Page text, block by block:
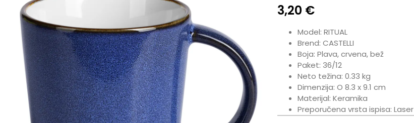
3,20 €
Model: RITUAL
Brend: CASTELLI
Boja: Plava, crvena, bež
Paket: 36/12
Neto težina: 0.33 kg
Dimenzija: O 8.3 x 9.1 cm
Materijal: Keramika
Preporučena vrsta ispisa: Laser